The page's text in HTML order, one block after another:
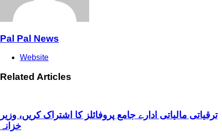
Pal Pal News
Website
Related Articles
ترقیاتی مالیاتی ادارے جامع پروفائلز کا اشتراک کریں، وزیر
خزانہ